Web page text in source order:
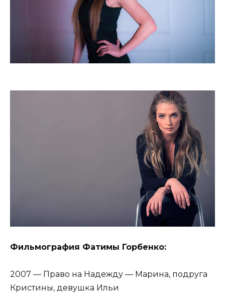
Фильмография Фатимы Горбенко:
2007 — Право на Надежду — Марина, подруга
Кристины, девушка Ильи